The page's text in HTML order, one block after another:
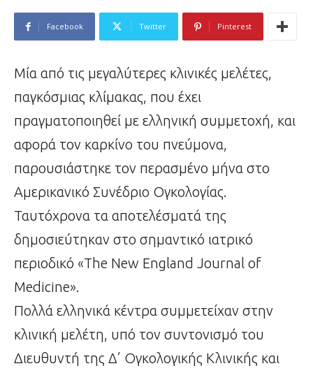
Facebook Twitter Pinterest
Μία από τις μεγαλύτερες κλινικές μελέτες,
παγκόσμιας κλίμακας, που έχει
πραγματοποιηθεί με ελληνική συμμετοχή, και
αφορά τον καρκίνο του πνεύμονα,
παρουσιάστηκε τον περασμένο μήνα στο
Αμερικανικό Συνέδριο Ογκολογίας.
Ταυτόχρονα τα αποτελέσματά της
δημοσιεύτηκαν στο σημαντικό ιατρικό
περιοδικό «The New England Journal of
Medicine».
Πολλά ελληνικά κέντρα συμμετείχαν στην
κλινική μελέτη, υπό τον συντονισμό του
Διευθυντή της Δ’ Ογκολογικής Κλινικής και